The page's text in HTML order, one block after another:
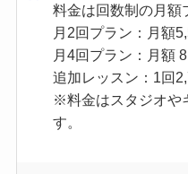
料金は回数制の月額
月2回プラン：月額
月4回プラン：月額
追加レッスン：1回
※料金はスタジオや
す。